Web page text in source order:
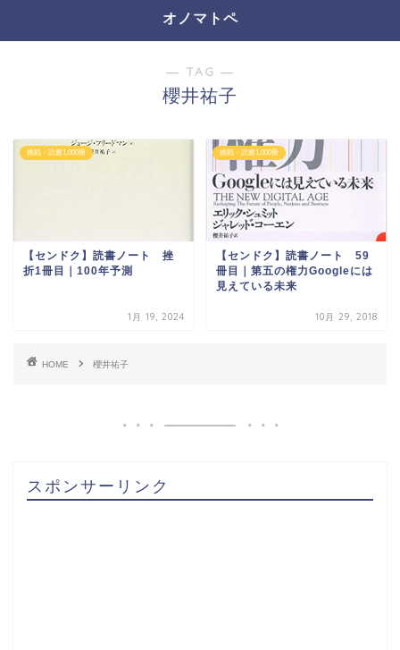
オノマトペ
― TAG ―
櫻井祐子
挑戦・読書1,000冊
【センドク】読書ノート 挫
折1冊目｜100年予測
1月 19, 2024
挑戦・読書1,000冊
【センドク】読書ノート 59
冊目｜第五の権力Googleには
見えている未来
10月 29, 2018
HOME 櫻井祐子
スポンサーリンク